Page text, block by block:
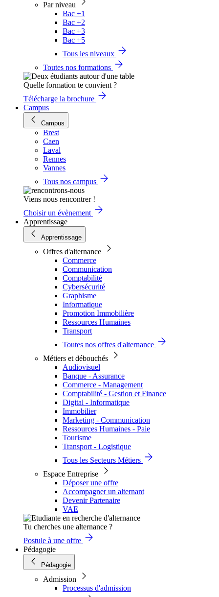
Par niveau
Bac +1
Bac +2
Bac +3
Bac +5
Tous les niveaux
Toutes nos formations
Quelle formation te convient ?
Télécharge la brochure
Campus
Campus
Brest
Caen
Laval
Rennes
Vannes
Tous nos campus
Viens nous rencontrer !
Choisir un évènement
Apprentissage
Apprentissage
Offres d'alternance
Commerce
Communication
Comptabilité
Cybersécurité
Graphisme
Informatique
Promotion Immobilière
Ressources Humaines
Transport
Toutes nos offres d'alternance
Métiers et débouchés
Audiovisuel
Banque - Assurance
Commerce - Management
Comptabilité - Gestion et Finance
Digital - Informatique
Immobilier
Marketing - Communication
Ressources Humaines - Paie
Tourisme
Transport - Logistique
Tous les Secteurs Métiers
Espace Entreprise
Déposer une offre
Accompagner un alternant
Devenir Partenaire
VAE
Tu cherches une alternance ?
Postule à une offre
Pédagogie
Pédagogie
Admission
Processus d'admission